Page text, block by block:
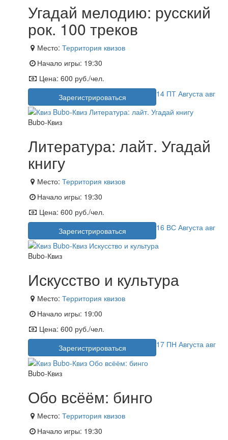
Угадай мелодию: русский
рок. 100 треков
Место: Территория квизов
Начало игры: 19:30
Цена: 600 руб./чел.
Зарегистрироваться
14 ПТ Августа авг
Bubo-Квиз
Литература: лайт. Угадай
книгу
Место: Территория квизов
Начало игры: 19:30
Цена: 600 руб./чел.
Зарегистрироваться
16 ВС Августа авг
Bubo-Квиз
Искусство и культура
Место: Территория квизов
Начало игры: 19:00
Цена: 600 руб./чел.
Зарегистрироваться
17 ПН Августа авг
Bubo-Квиз
Обо всёём: бинго
Место: Территория квизов
Начало игры: 19:30